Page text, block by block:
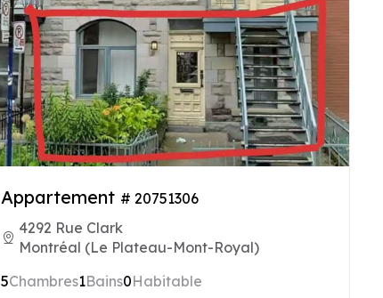
Appartement # 20751306
4292 Rue Clark
Montréal (Le Plateau-Mont-Royal)
5Chambres1Bains0Habitable